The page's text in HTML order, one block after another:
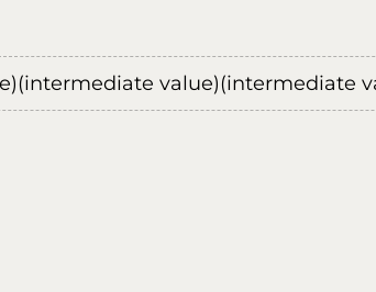
value)(intermediate